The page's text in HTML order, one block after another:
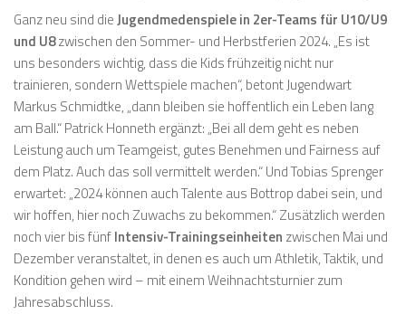
Ganz neu sind dieJugendmedenspiele in 2er-Teams für U10/U9
und U8zwischen den Sommer- und Herbstferien 2024. „Es ist
uns besonders wichtig, dass die Kids frühzeitig nicht nur
trainieren, sondern Wettspiele machen“, betont Jugendwart
Markus Schmidtke, „dann bleiben sie hoffentlich ein Leben lang
am Ball.“ Patrick Honneth ergänzt: „Bei all dem geht es neben
Leistung auch um Teamgeist, gutes Benehmen und Fairness auf
dem Platz. Auch das soll vermittelt werden.“ Und Tobias Sprenger
erwartet: „2024 können auch Talente aus Bottrop dabei sein, und
wir hoffen, hier noch Zuwachs zu bekommen.“ Zusätzlich werden
noch vier bis fünfIntensiv-Trainingseinheiten zwischen Mai und
Dezember veranstaltet, in denen es auch um Athletik, Taktik, und
Kondition gehen wird – mit einem Weihnachtsturnier zum
Jahresabschluss.